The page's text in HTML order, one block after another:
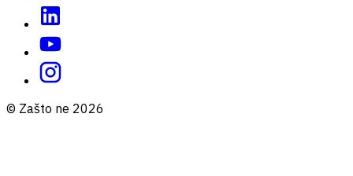
© Zašto ne 2026